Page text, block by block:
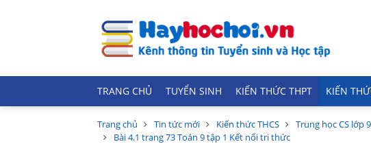
TRANG CHỦ TUYỂN SINH KIẾN THỨC THPT KIẾN
Trang chủ Tin tức mới Kiến thức THCS Trung học CS lớp 9
Bài 4.1 trang 73 Toán 9 tập 1 Kết nối tri thức